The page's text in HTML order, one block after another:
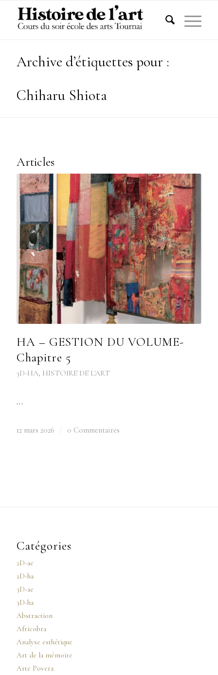
Archive d’étiquettes pour :
Chiharu Shiota
Articles
HA – GESTION DU VOLUME-
Chapitre 5
3D-HA, HISTOIRE DE L'ART
…
12 mars 2026 0 Commentaires
Catégories
2D-ae
2D-ha
3D-ae
3D-ha
Abstraction
Africobra
Analyse esthétique
Art de la mémoire
Arte Povera